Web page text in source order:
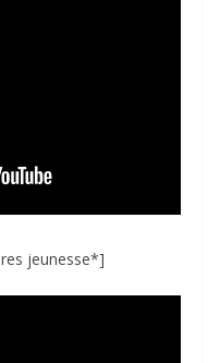
jeunesse*]